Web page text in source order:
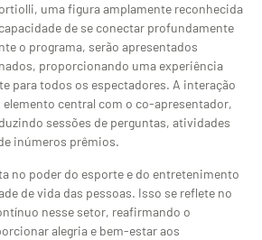
uma figura amplamente reconhecida
de se conectar profundamente
o programa, serão apresentados
proporcionando uma experiência
para todos os espectadores. A interação
central com o co-apresentador,
sessões de perguntas, atividades
inúmeros prêmios.
no poder do esporte e do entretenimento
de vida das pessoas. Isso se reflete no
nesse setor, reafirmando o
alegria e bem-estar aos